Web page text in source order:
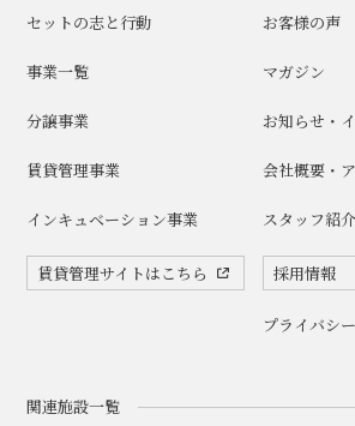
セットの志と行動
事業一覧
分譲事業
賃貸管理事業
インキュベーション事業
賃貸管理サイトはこちら
お客様の声
マガジン
お知らせ・
会社概要・
スタッフ紹介
採用情報
プライバシ
関連施設一覧